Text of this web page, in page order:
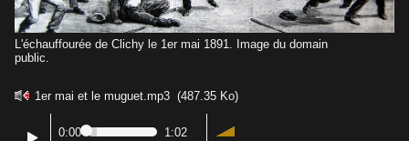
L'échauffourée de Clichy le 1er mai 1891. Image du domain
public.
1er mai et le muguet.mp3 (487.35 Ko)
0:00 1:02